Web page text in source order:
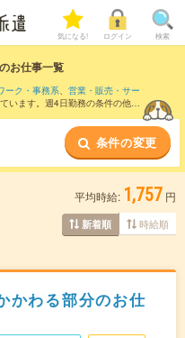
気になる! ログイン 検索
のお仕事一覧
ーク・事務系、 営業・販売・サー
います。週4日勤務の条件の他
条件の変更
平均時給: 1,757 円
新着順 時給順
かわる部分のお仕